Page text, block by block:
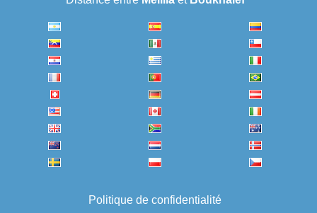
Politique de confidentialité